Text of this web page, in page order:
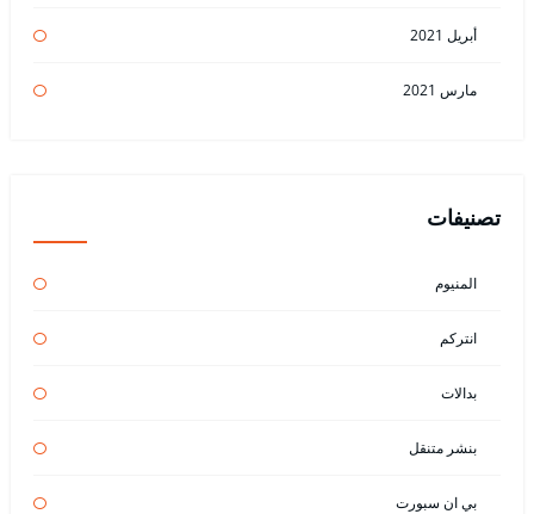
أبريل 2021
مارس 2021
تصنيفات
المنيوم
انتركم
بدالات
بنشر متنقل
بي ان سبورت